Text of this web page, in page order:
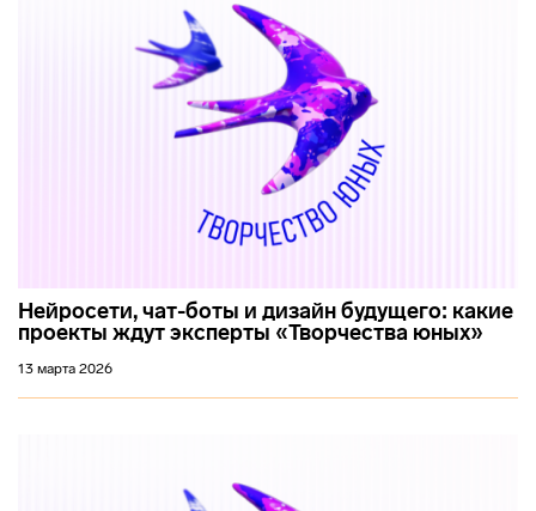
Нейросети, чат-боты и дизайн будущего: какие
проекты ждут эксперты «Творчества юных»
13 марта 2026